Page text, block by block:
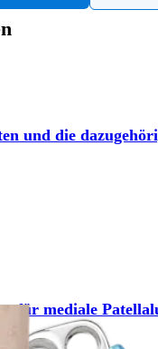
und die
für mediale